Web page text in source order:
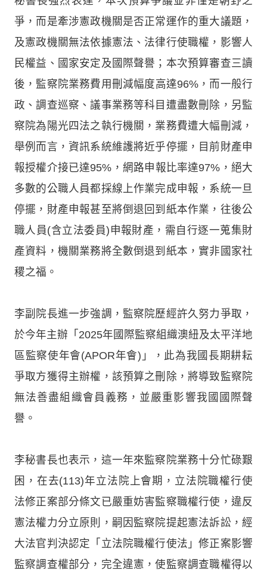
爭，而是牽涉憲政機關是否正常運作的重大議題，
及憲政機關無法依據憲法、法律行使職權，影響人
民權益、國家安定及國際聲譽；本次預算審查三讀
後，監察院業務費用刪減幅度高達96%，而一般行
政、調查巡察、議事業務等科目遭盡數刪除，另監
察院為陽光四法之執行機關，業務費遭大幅刪減，
舉例而言，資訊系統維護將近乎停擺，目前財產申
報授權介接已達95%，網路申報比率達97%，絕大
多數的公職人員都採線上作業完成申報，系統一旦
停擺，財產申報甚至將倒退回到紙本作業，往後公
職人員(含立法委員)申報財產，需自行逐一蒐集財
產資料，機關業務將全數倒退到紙本，實非國家社
稷之福。
李副院長進一步強調，監察院歷經許久努力爭取，
於今年主辦「2025年國際監察組織澳紐及太平洋地
區監察使年會(APOR年會)」，此為我國長期耕耘
爭取方獲得主辦權，該預算之刪除，將導致監察院
無法善盡組織會員義務，並嚴重影響我國國際聲
譽。
李秘書長也表示，這一年來監察院業務十分忙碌艱
困，在去(113)年立法院上會期，立法院職權行使
法修正案部分條文已嚴重妨害監察職權行使，違反
憲法權力分立原則，嗣因監察院提起憲法訴訟，經
大法官判決認定「立法院職權行使法」修正案影響
監察調查權部分，完全違憲，使監察調查職權得以